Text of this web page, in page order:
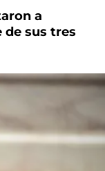
a
de sus tres